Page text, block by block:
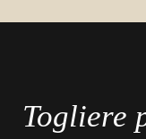
Togliere